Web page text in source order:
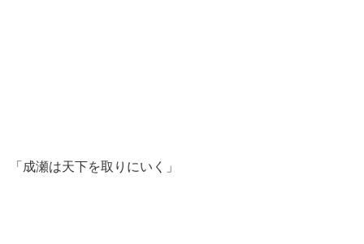
「成瀬は天下を取りにいく」